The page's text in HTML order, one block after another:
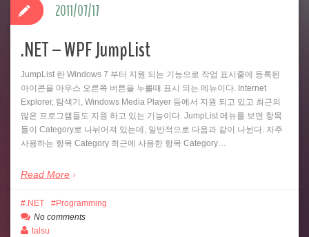
.NET – WPF JumpList
JumpList 란 Windows 7 부터 지원 되는 기능으로 작업 표시줄에 등록된
아이콘을 마우스 오른쪽 버튼을 누를때 표시 되는 메뉴이다. Internet
Explorer, 탐색기, Windows Media Player 등에서 지원 되고 있고 최근의
많은 프로그램들도 지원 하고 있는 기능이다. JumpList 메뉴를 보면 항목
들이 Category로 나뉘어져 있는데, 일반적으로 다음과 같이 나뉜다. 자주
사용하는 항목 Category 최근에 사용한 항목 Category…
Read More
2011/07/17
.NET
Programming
No comments
talsu